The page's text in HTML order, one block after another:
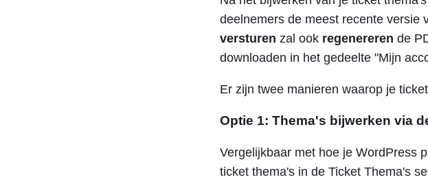
deelnemers de meest recente versie
versturen zal ook regenereren de
downloaden in het gedeelte "Mijn
Er zijn twee manieren waarop je
Optie 1: Thema's bijwerken via
Vergelijkbaar met hoe je WordPress
ticket thema's in de Ticket Thema's